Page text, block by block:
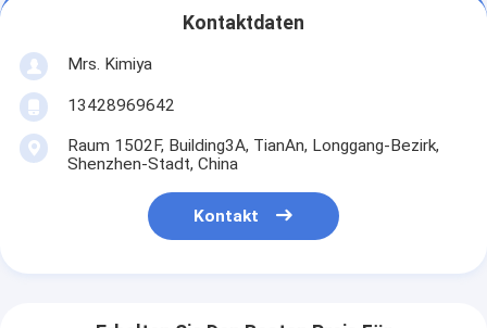
Kontaktdaten
Mrs. Kimiya
13428969642
Raum 1502F, Building3A, TianAn, Longgang-Bezirk,
Shenzhen-Stadt, China
Kontakt